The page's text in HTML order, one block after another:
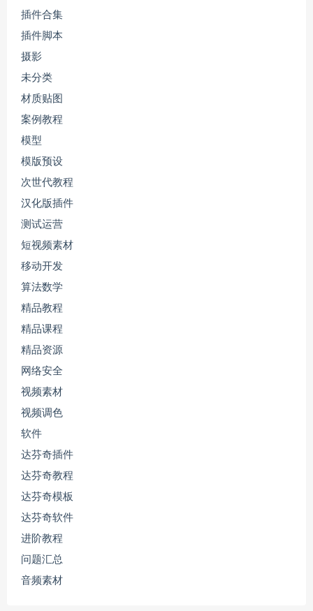
插件合集
插件脚本
摄影
未分类
材质贴图
案例教程
模型
模版预设
次世代教程
汉化版插件
测试运营
短视频素材
移动开发
算法数学
精品教程
精品课程
精品资源
网络安全
视频素材
视频调色
软件
达芬奇插件
达芬奇教程
达芬奇模板
达芬奇软件
进阶教程
问题汇总
音频素材